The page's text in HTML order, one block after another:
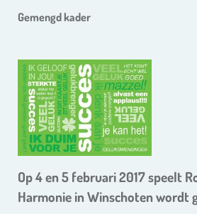
Gemengd kader
Op 4 en 5 februari 2017 speelt
Harmonie in Winschoten wordt